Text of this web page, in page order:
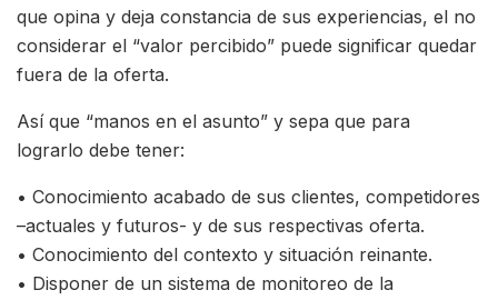
que opina y deja constancia de sus experiencias, el no
considerar el “valor percibido” puede significar quedar
fuera de la oferta.
Así que “manos en el asunto” y sepa que para
lograrlo debe tener:
• Conocimiento acabado de sus clientes, competidores
–actuales y futuros- y de sus respectivas oferta.
• Conocimiento del contexto y situación reinante.
• Disponer de un sistema de monitoreo de la